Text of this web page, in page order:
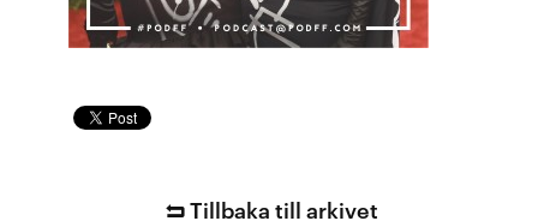
Tillbaka till arkivet